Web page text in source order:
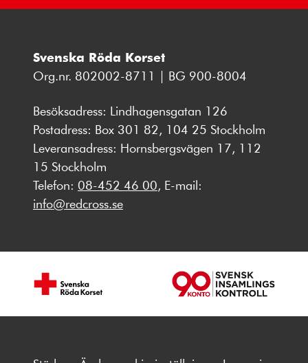
Svenska Röda Korset
Org.nr. 802002-8711 | BG 900-8004
Besöksadress: Lindhagensgatan 126
Postadress: Box 301 82, 104 25 Stockholm
Leveransadress: Hornsbergsvägen 17, 112
15 Stockholm
Telefon: 08-452 46 00, E-mail:
info@redcross.se